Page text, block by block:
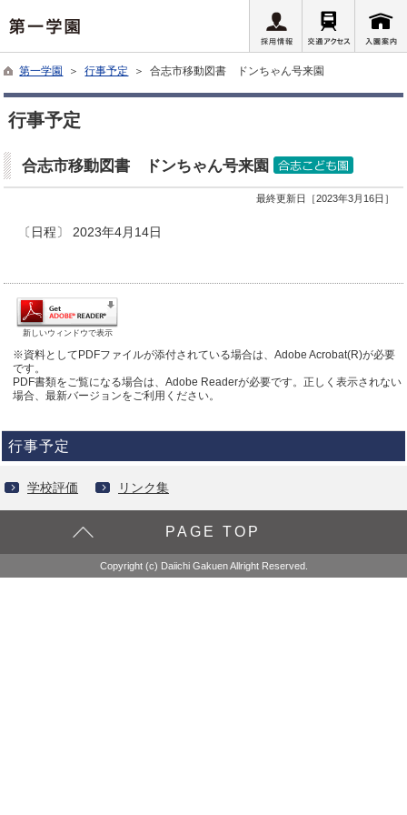
第一学園 ＞行事予定 ＞ 合志市移動図書 ドンちゃん号来園
行事予定
合志市移動図書 ドンちゃん号来園
最終更新日［2023年3月16日］
〔日程〕 2023年4月14日
新しいウィンドウで表示
※資料としてPDFファイルが添付されている場合は、Adobe Acrobat(R)が必要
です。
PDF書類をご覧になる場合は、Adobe Readerが必要です。正しく表示されない
場合、最新バージョンをご利用ください。
行事予定
学校評価 リンク集
PAGE TOP
Copyright (c) Daiichi Gakuen Allright Reserved.